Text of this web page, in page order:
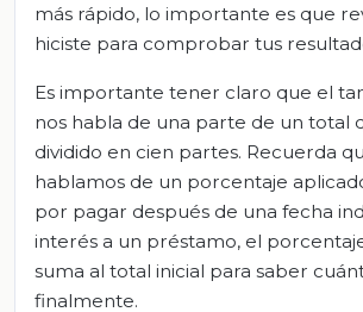
más rápido, lo importante es que
hiciste para comprobar tus
Es importante tener claro que el
nos habla de una parte de un total
dividido en cien partes. Recuerda
hablamos de un porcentaje
por pagar después de una fecha
interés a un préstamo, el
suma al total inicial para saber
finalmente.